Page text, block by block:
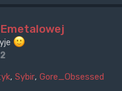
, Sybir, Gore_Obsessed